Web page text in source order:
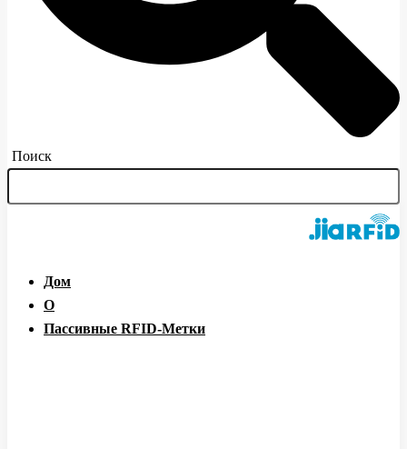
Поиск
Дом
О
Пассивные RFID-Метки